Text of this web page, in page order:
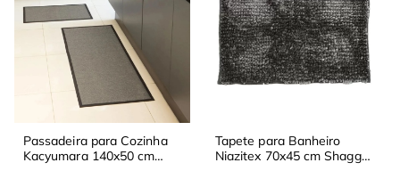
Passadeira para Cozinha
Kacyumara 140x50 cm
Tapete para Banheiro
Niazitex 70x45 cm Shaggy